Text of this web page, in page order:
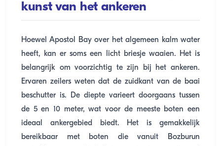
kunst van het ankeren
Hoewel Apostol Bay over het algemeen kalm water
heeft, kan er soms een licht briesje waaien. Het is
belangrijk om voorzichtig te zijn bij het ankeren.
Ervaren zeilers weten dat de zuidkant van de baai
beschutter is. De diepte varieert doorgaans tussen
de 5 en 10 meter, wat voor de meeste boten een
ideaal ankergebied biedt. Het is gemakkelijk
bereikbaar met boten die vanuit Bozburun